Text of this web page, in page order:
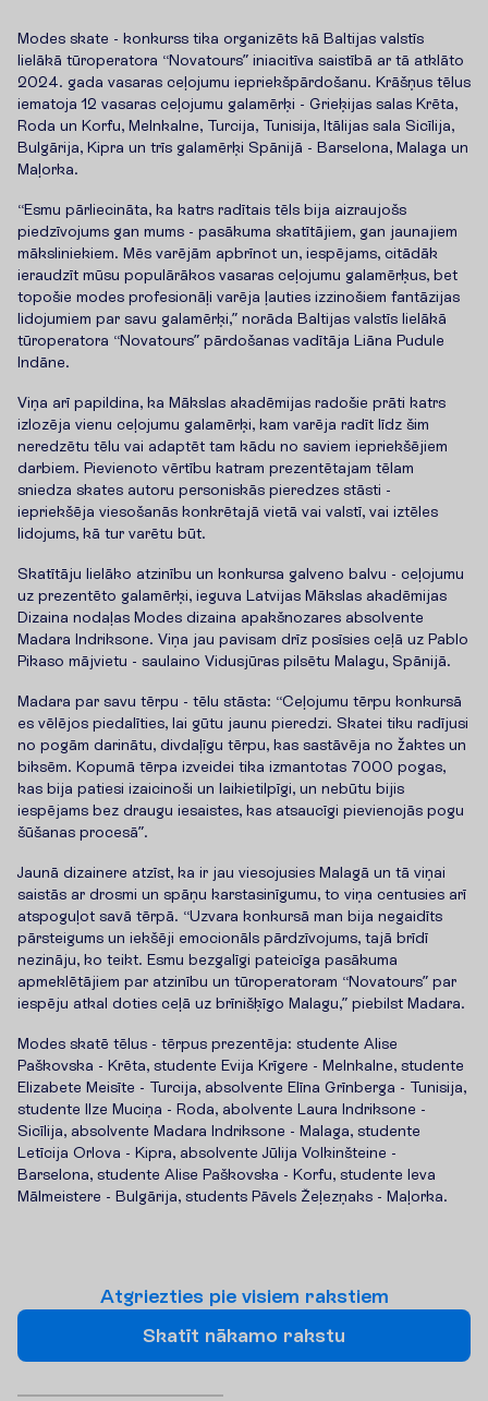
Modes skate - konkurss tika organizēts kā Baltijas valstīs
lielākā tūroperatora “Novatours” iniacitīva saistībā ar tā atklāto
2024. gada vasaras ceļojumu iepriekšpārdošanu. Krāšņus tēlus
iematoja 12 vasaras ceļojumu galamērķi - Grieķijas salas Krēta,
Roda un Korfu, Melnkalne, Turcija, Tunisija, Itālijas sala Sicīlija,
Bulgārija, Kipra un trīs galamērķi Spānijā - Barselona, Malaga un
Maļorka.
“Esmu pārliecināta, ka katrs radītais tēls bija aizraujošs
piedzīvojums gan mums - pasākuma skatītājiem, gan jaunajiem
māksliniekiem. Mēs varējām apbrīnot un, iespējams, citādāk
ieraudzīt mūsu populārākos vasaras ceļojumu galamērķus, bet
topošie modes profesionāļi varēja ļauties izzinošiem fantāzijas
lidojumiem par savu galamērķi,” norāda Baltijas valstīs lielākā
tūroperatora “Novatours” pārdošanas vadītāja Liāna Pudule
Indāne.
Viņa arī papildina, ka Mākslas akadēmijas radošie prāti katrs
izlozēja vienu ceļojumu galamērķi, kam varēja radīt līdz šim
neredzētu tēlu vai adaptēt tam kādu no saviem iepriekšējiem
darbiem. Pievienoto vērtību katram prezentētajam tēlam
sniedza skates autoru personiskās pieredzes stāsti -
iepriekšēja viesošanās konkrētajā vietā vai valstī, vai iztēles
lidojums, kā tur varētu būt.
Skatītāju lielāko atzinību un konkursa galveno balvu - ceļojumu
uz prezentēto galamērķi, ieguva Latvijas Mākslas akadēmijas
Dizaina nodaļas Modes dizaina apakšnozares absolvente
Madara Indriksone. Viņa jau pavisam drīz posīsies ceļā uz Pablo
Pikaso mājvietu - saulaino Vidusjūras pilsētu Malagu, Spānijā.
Madara par savu tērpu - tēlu stāsta: “Ceļojumu tērpu konkursā
es vēlējos piedalīties, lai gūtu jaunu pieredzi. Skatei tiku radījusi
no pogām darinātu, divdaļīgu tērpu, kas sastāvēja no žaktes un
biksēm. Kopumā tērpa izveidei tika izmantotas 7000 pogas,
kas bija patiesi izaicinoši un laikietilpīgi, un nebūtu bijis
iespējams bez draugu iesaistes, kas atsaucīgi pievienojās pogu
šūšanas procesā”.
Jaunā dizainere atzīst, ka ir jau viesojusies Malagā un tā viņai
saistās ar drosmi un spāņu karstasinīgumu, to viņa centusies arī
atspoguļot savā tērpā. “Uzvara konkursā man bija negaidīts
pārsteigums un iekšēji emocionāls pārdzīvojums, tajā brīdī
nezināju, ko teikt. Esmu bezgalīgi pateicīga pasākuma
apmeklētājiem par atzinību un tūroperatoram “Novatours” par
iespēju atkal doties ceļā uz brīnišķīgo Malagu,” piebilst Madara.
Modes skatē tēlus - tērpus prezentēja: studente Alise
Paškovska - Krēta, studente Evija Krīgere - Melnkalne, studente
Elizabete Meisīte - Turcija, absolvente Elīna Grīnberga - Tunisija,
studente Ilze Muciņa - Roda, abolvente Laura Indriksone -
Sicīlija, absolvente Madara Indriksone - Malaga, studente
Letīcija Orlova - Kipra, absolvente Jūlija Volkinšteine -
Barselona, studente Alise Paškovska - Korfu, studente Ieva
Mālmeistere - Bulgārija, students Pāvels Žeļezņaks - Maļorka.
Atgriezties pie visiem rakstiem
Skatīt nākamo rakstu